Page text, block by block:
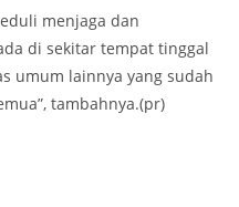
menjaga dan
di sekitar tempat tinggal
umum lainnya yang sudah
tambahnya.(pr)